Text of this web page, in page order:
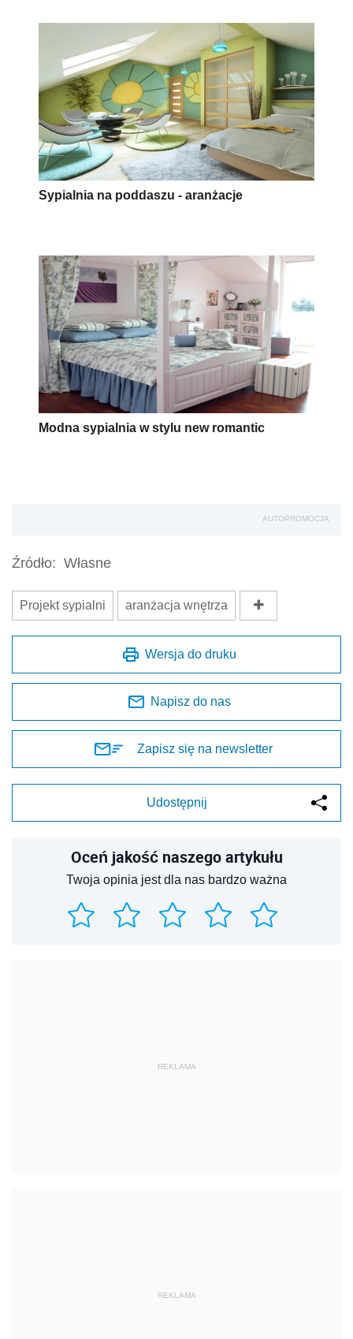
Sypialnia na poddaszu - aranżacje
Modna sypialnia w stylu new romantic
AUTOPROMOCJA
Źródło: Własne
Projekt sypialni aranżacja wnętrza
Wersja do druku
Napisz do nas
Zapisz się na newsletter
Udostępnij
Oceń jakość naszego artykułu
Twoja opinia jest dla nas bardzo ważna
REKLAMA
REKLAMA